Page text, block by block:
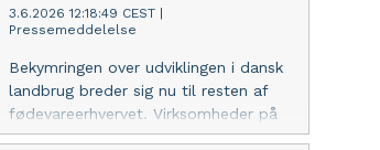
næsten tredoblet siden
årtusindskiftet.
3.6.2026 12:18:49 CEST
Pressemeddelelse
Bekymringen over udviklingen i dansk
landbrug breder sig nu til resten af
fødevareerhvervet. Virksomheder på
tværs af branchen frygter, at nye